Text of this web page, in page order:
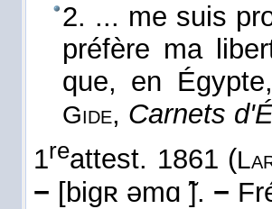
2. ... me suis
préfère ma
que, en
Gide, Carnets
1reattest. 1861 (
− [bigʀ əmɑ ̃]. −